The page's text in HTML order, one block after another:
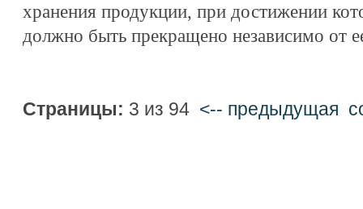
хранения продукции, при достижении
должно быть прекращено независимо от
Страницы: 3 из 94 <-- предыдущая